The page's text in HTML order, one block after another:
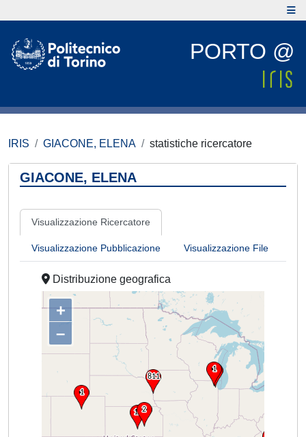
PORTO @
IRIS GIACONE, ELENA statistiche ricercatore
GIACONE, ELENA
Visualizzazione Ricercatore
Visualizzazione Pubblicazione Visualizzazione File
Distribuzione geografica
+
–